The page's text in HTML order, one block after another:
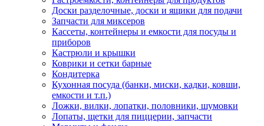
Доски разделочные, доски и ящики для подачи
Запчасти для миксеров
Кассеты, контейнеры и емкости для посуды и
приборов
Кастрюли и крышки
Коврики и сетки барные
Кондитерка
Кухонная посуда (банки, миски, кадки, ковши,
емкости и т.п.)
Ложки, вилки, лопатки, половники, шумовки
Лопаты, щетки для пиццерии, запчасти